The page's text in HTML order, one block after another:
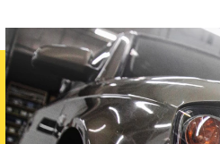
Установка Bi-Led линз